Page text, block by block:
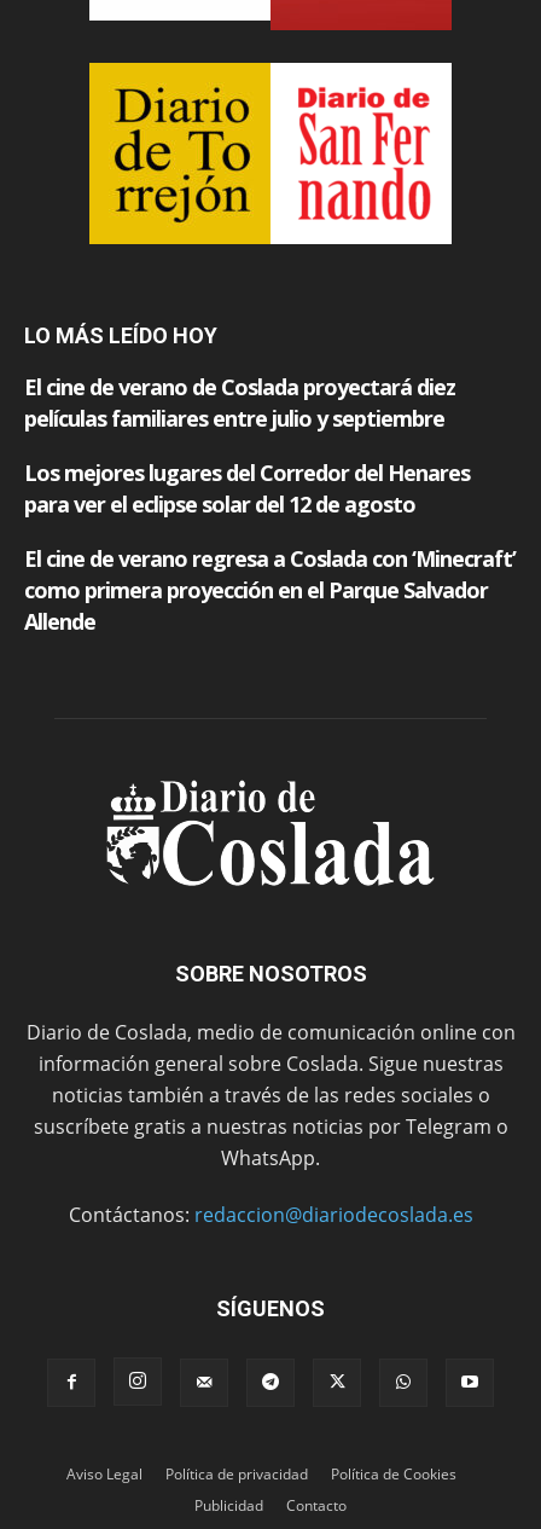
LO MÁS LEÍDO HOY
SOBRE NOSOTROS
Diario de Coslada, medio de comunicación online con
información general sobre Coslada. Sigue nuestras
noticias también a través de las redes sociales o
suscríbete gratis a nuestras noticias por Telegram o
WhatsApp.
Contáctanos: redaccion@diariodecoslada.es
SÍGUENOS
Aviso Legal Política de privacidad
Política de Cookies
Publicidad
Contacto